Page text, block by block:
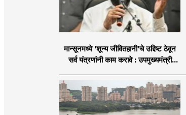
मान्सूनमध्ये ‘शून्य जीवितहानी’चे उद्दिष्ट ठेवून
सर्व यंत्रणांनी काम करावे : उपमुख्यमंत्री